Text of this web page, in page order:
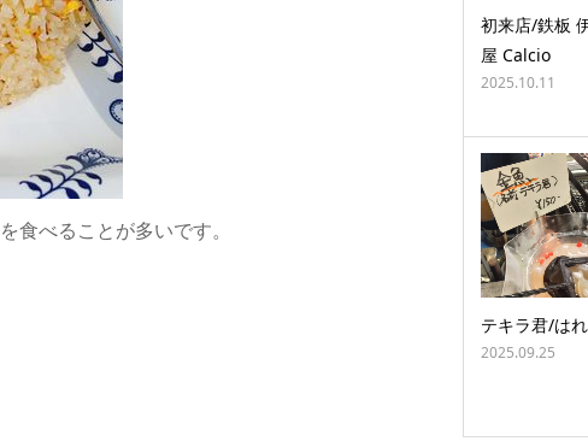
食べることが多いです。
初来店/鉄板
屋 Calcio
2025.10.11
テキラ君/は
2025.09.25